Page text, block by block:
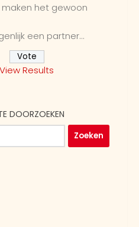
maken het gewoon
een partner...
View Results
DOORZOEKEN